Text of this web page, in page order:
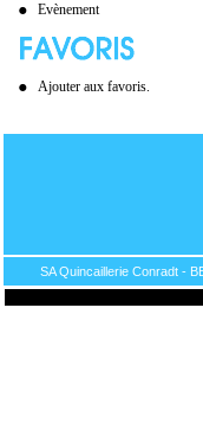
Evènement
Ajouter aux favoris.
SA Quincaillerie Conradt -